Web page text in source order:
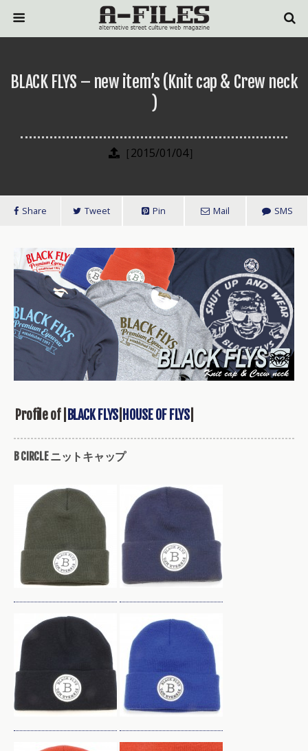
BLACK FLYS – new item’s (Knit cap & Crew neck
)
［2015/01/04］
Share Tweet Pin Mail SMS
Profile of | BLACK FLYS| HOUSE OF FLYS|
B CIRCLE ニットキャップ